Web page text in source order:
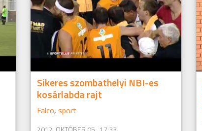
Sikeres szombathelyi NBI-es
kosárlabda rajt
Falco, sport